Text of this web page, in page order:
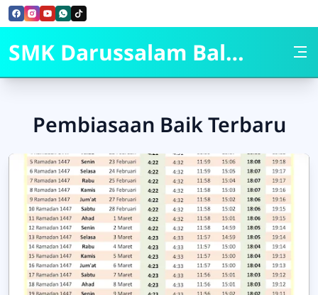
Skip to Content
SMK Darussalam Balapulang
Pembiasaan Baik Terbaru